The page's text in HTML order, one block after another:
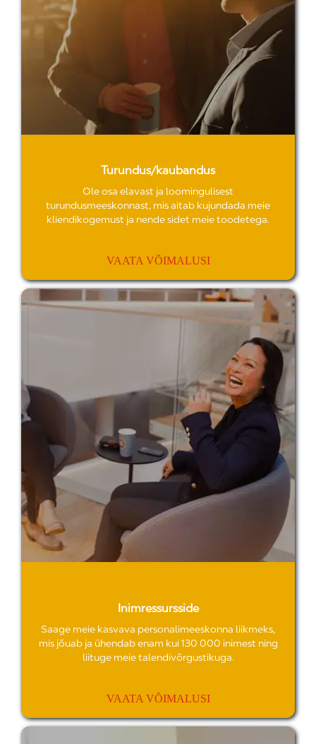
Turundus/kaubandus
Ole osa elavast ja loomingulisest
turundusmeeskonnast, mis aitab kujundada meie
kliendikogemust ja nende sidet meie toodetega.
VAATA VÕIMALUSI
Inimressursside
Saage meie kasvava personalimeeskonna liikmeks,
mis jõuab ja ühendab enam kui 130 000 inimest ning
liituge meie talendivõrgustikuga.
VAATA VÕIMALUSI